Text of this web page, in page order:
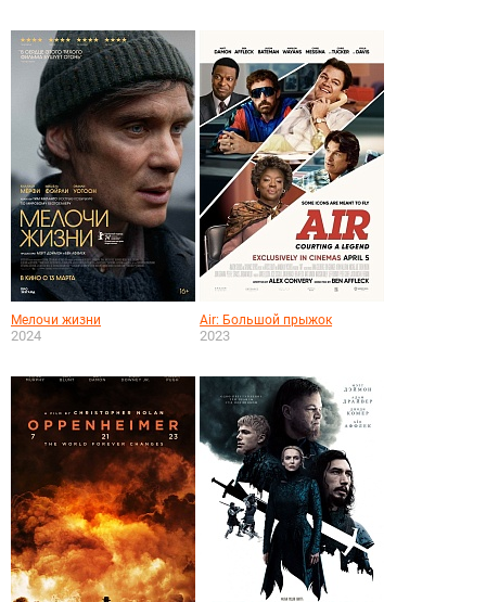
Мелочи жизни
2024
Air: Большой прыжок
2023